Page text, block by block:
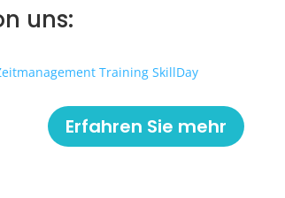
uns:
Erfahren Sie mehr